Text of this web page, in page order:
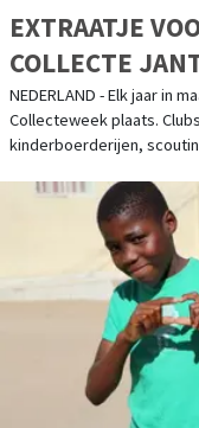
EXTRAATJE
COLLECTE
NEDERLAND - Elk jaar in
Collecteweek plaats.
kinderboerderijen,